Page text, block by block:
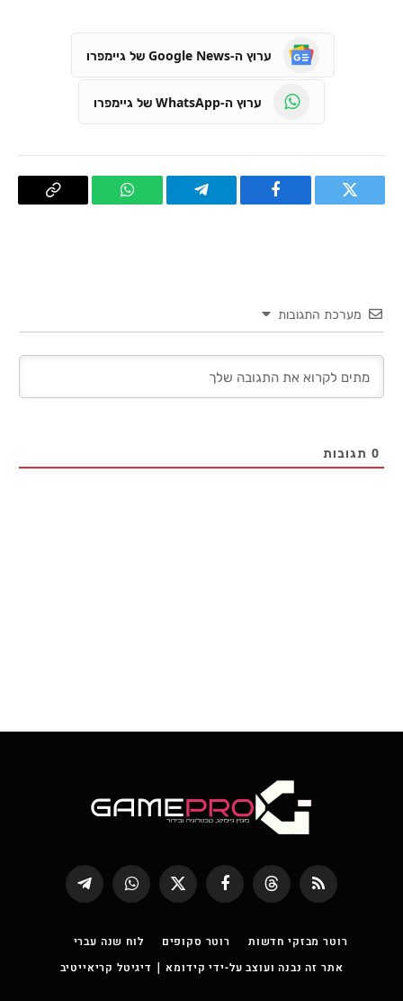
ערוץ ה-Google News של גיימפרו
ערוץ ה-WhatsApp של גיימפרו
טוויטר פייסבוק Telegram
WhatsApp העתק
מערכת התגובות
0 תגובות
RSS
Threads פייסבוק
X
(טוויטר)
WhatsApp
Telegram
רוטר מבזקי חדשות רוטר סקופים
לוח שנה עברי
אתר זה נבנה ועוצב על-ידי קידומא | דיגיטל קריאייטיב